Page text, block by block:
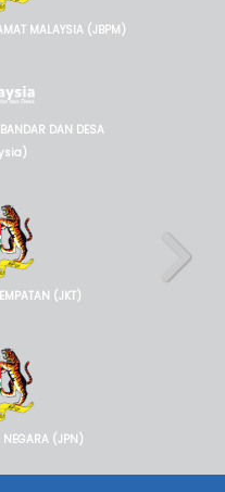
MALAYSIA (JBPM)
DAN DESA
(JKT)
NEGARA (JPN)